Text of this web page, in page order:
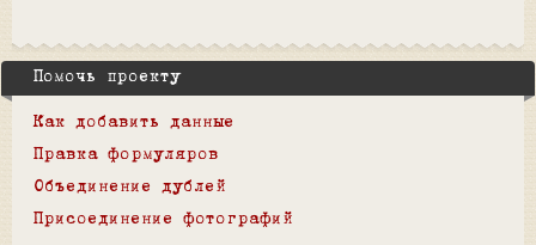
Помочь проекту
Как добавить данные
Правка формуляров
Объединение дублей
Присоединение фотографий